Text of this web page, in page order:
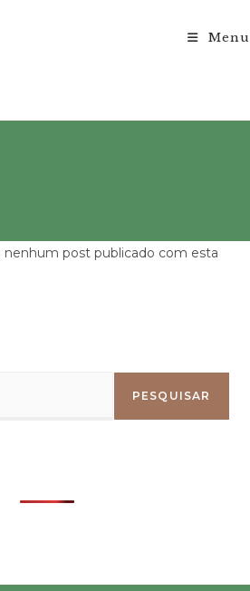
Menu
post publicado com esta
PESQUISAR